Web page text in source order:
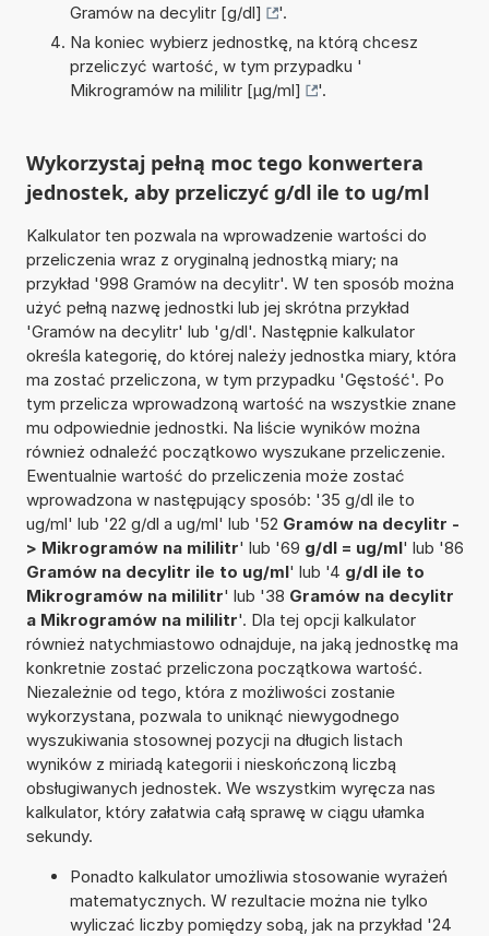
Gramów na decylitr [g/dl]
'.
Na koniec wybierz jednostkę, na którą chcesz
przeliczyć wartość, w tym przypadku '
Mikrogramów na mililitr [µg/ml]
'.
Wykorzystaj pełną moc tego konwertera
jednostek, aby przeliczyć g/dl ile to ug/ml
Kalkulator ten pozwala na wprowadzenie wartości do
przeliczenia wraz z oryginalną jednostką miary; na
przykład '998 Gramów na decylitr'. W ten sposób można
użyć pełną nazwę jednostki lub jej skrótna przykład
'Gramów na decylitr' lub 'g/dl'. Następnie kalkulator
określa kategorię, do której należy jednostka miary, która
ma zostać przeliczona, w tym przypadku 'Gęstość'. Po
tym przelicza wprowadzoną wartość na wszystkie znane
mu odpowiednie jednostki. Na liście wyników można
również odnaleźć początkowo wyszukane przeliczenie.
Ewentualnie wartość do przeliczenia może zostać
wprowadzona w następujący sposób: '35 g/dl ile to
ug/ml' lub '22 g/dl a ug/ml' lub '52 Gramów na decylitr -
> Mikrogramów na mililitr' lub '69 g/dl = ug/ml' lub '86
Gramów na decylitr ile to ug/ml' lub '4 g/dl ile to
Mikrogramów na mililitr' lub '38 Gramów na decylitr
a Mikrogramów na mililitr'. Dla tej opcji kalkulator
również natychmiastowo odnajduje, na jaką jednostkę ma
konkretnie zostać przeliczona początkowa wartość.
Niezależnie od tego, która z możliwości zostanie
wykorzystana, pozwala to uniknąć niewygodnego
wyszukiwania stosownej pozycji na długich listach
wyników z miriadą kategorii i nieskończoną liczbą
obsługiwanych jednostek. We wszystkim wyręcza nas
kalkulator, który załatwia całą sprawę w ciągu ułamka
sekundy.
Ponadto kalkulator umożliwia stosowanie wyrażeń
matematycznych. W rezultacie można nie tylko
wyliczać liczby pomiędzy sobą, jak na przykład '24